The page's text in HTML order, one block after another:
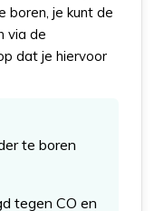
boren, je kunt de
via de
dat je hiervoor
te boren
tegen CO en